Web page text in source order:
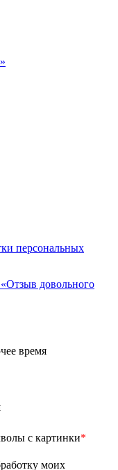
персональных
довольного
время
с картинки*
моих